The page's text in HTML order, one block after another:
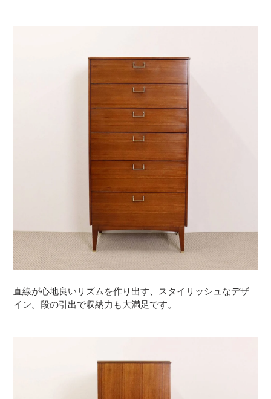
直線が心地良いリズムを作り出す、スタイリッシュなデザ
イン。段の引出で収納力も大満足です。